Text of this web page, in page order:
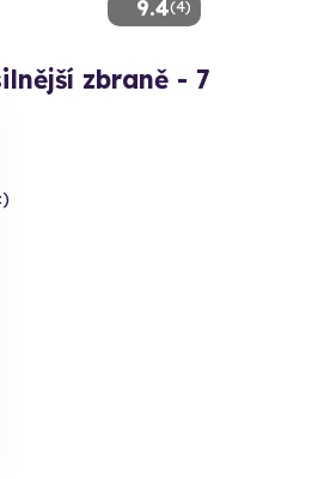
9.4(4)
zbraně - 7